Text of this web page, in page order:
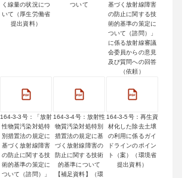
く線量の状況につ
いて（厚生労働省
提出資料）
ついて
基づく放射線障害
の防止に関する技
術的基準の策定に
ついて（諮問）」
に係る放射線審議
会委員からの意見
及び質問への回答
（依頼）
164-3-3号：「放射
性物質汚染対処特
別措置法の規定に
基づく放射線障害
の防止に関する技
術的基準の策定に
ついて（諮問）」
164-3-4号：放射性
物質汚染対処特別
措置法の規定に基
づく放射線障害の
防止に関する技術
的基準について
【補足資料】（環
164-3-5号：再生資
材化した除去土壌
の利用に係るガイ
ドラインのポイン
ト（案）（環境省
提出資料）